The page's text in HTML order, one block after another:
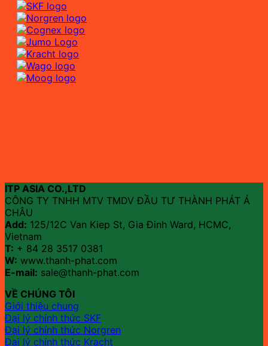
ITP ASIA CO.,LTD
CÔNG TY TNHH MTV TMDV ĐẦU TƯ THÀNH PHÁT Á
CHÂU
Add: 125/12C Van Kiep St, Gia Đinh Ward, HCMC,
Vietnam
T: + 84 28 3517 0381
W: www.thanh-phat.com
E-mail: sale@thanh-phat.com
VỀ CHÚNG TÔI
Giới thiệu chung
Đại lý chính thức SKF
Đại lý chính thức Norgren
Đại lý chính thức Kracht